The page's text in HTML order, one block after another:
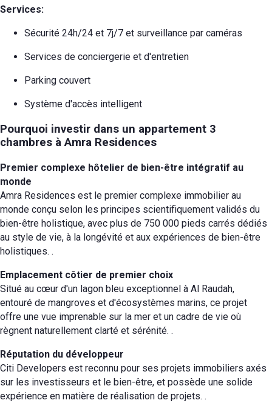
Services:
Sécurité 24h/24 et 7j/7 et surveillance par caméras
Services de conciergerie et d'entretien
Parking couvert
Système d'accès intelligent
Pourquoi investir dans un appartement 3
chambres à Amra Residences
Premier complexe hôtelier de bien-être intégratif au
monde
Amra Residences est le premier complexe immobilier au
monde conçu selon les principes scientifiquement validés du
bien-être holistique, avec plus de 750 000 pieds carrés dédiés
au style de vie, à la longévité et aux expériences de bien-être
holistiques. .
Emplacement côtier de premier choix
Situé au cœur d'un lagon bleu exceptionnel à Al Raudah,
entouré de mangroves et d'écosystèmes marins, ce projet
offre une vue imprenable sur la mer et un cadre de vie où
règnent naturellement clarté et sérénité. .
Réputation du développeur
Citi Developers est reconnu pour ses projets immobiliers axés
sur les investisseurs et le bien-être, et possède une solide
expérience en matière de réalisation de projets. .